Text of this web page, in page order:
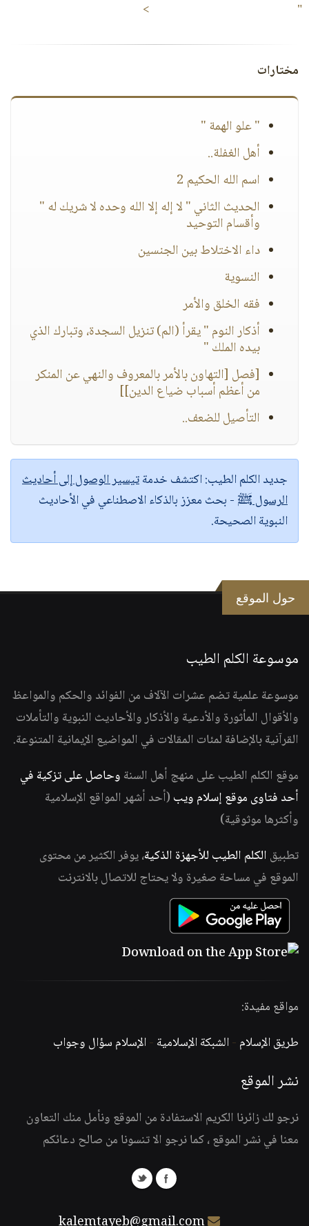
"
>
مختارات
" علو الهمة "
أهل الغفلة..
اسم الله الحكيم 2
الحديث الثاني " لا إله إلا الله وحده لا شريك له "
وأقسام التوحيد
داء الاختلاط بين الجنسين
النسوية
فقه الخلق والأمر
أذكار النوم " يقرأ (الم) تنزيل السجدة، وتبارك الذي
بيده الملك "
[فصل [التهاون بالأمر بالمعروف والنهي عن المنكر
من أعظم أسباب ضياع الدين]]
التأصيل للضعف..
جديد الكلم الطيب:اكتشف خدمةتيسير الوصول إلى أحاديث
الرسول ﷺ - بحث معزز بالذكاء الاصطناعي في الأحاديث
النبوية الصحيحة.
حول الموقع
موسوعة الكلم الطيب
موسوعة علمية تضم عشرات الآلاف من الفوائد والحكم والمواعظ
والأقوال المأثورة والأدعية والأذكار والأحاديث النبوية والتأملات
القرآنية بالإضافة لمئات المقالات في المواضيع الإيمانية المتنوعة.
موقع الكلم الطيب على منهج أهل السنة وحاصل على تزكية في
أحد فتاوى موقع إسلام ويب (أحد أشهر المواقع الإسلامية
وأكثرها موثوقية)
تطبيق الكلم الطيب للأجهزة الذكية، يوفر الكثير من محتوى
الموقع في مساحة صغيرة ولا يحتاج للاتصال بالانترنت
مواقع مفيدة:
طريق الإسلام -الشبكة الإسلامية -الإسلام سؤال وجواب
نشر الموقع
نرجو لك زائرنا الكريم الاستفادة من الموقع ونأمل منك التعاون
معنا في نشر الموقع ، كما نرجو الا تنسونا من صالح دعائكم